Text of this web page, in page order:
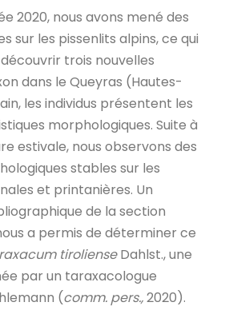
2020, nous avons mené des
sur les pissenlits alpins, ce qui
trois nouvelles
dans le Queyras (Hautes-
les individus présentent les
morphologiques. Suite à
estivale, nous observons des
stables sur les
et printanières. Un
de la section
a permis de déterminer ce
tirolienseDahlst., une
par un taraxacologue
(comm. pers.,2020).